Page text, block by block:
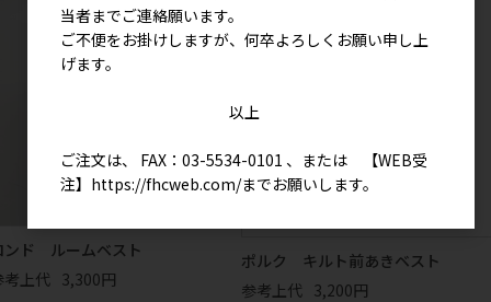
ンド ルームベスト
考上代 3,300円
ポルク キルト前あきベスト
参考上代 3,200円
当者までご連絡願います。
ご不便をお掛けしますが、何卒よろしくお願い申し上
げます。
以上
ご注文は、 FAX：03-5534-0101 、または 【WEB受
注】 https://fhcweb.com/までお願いします。